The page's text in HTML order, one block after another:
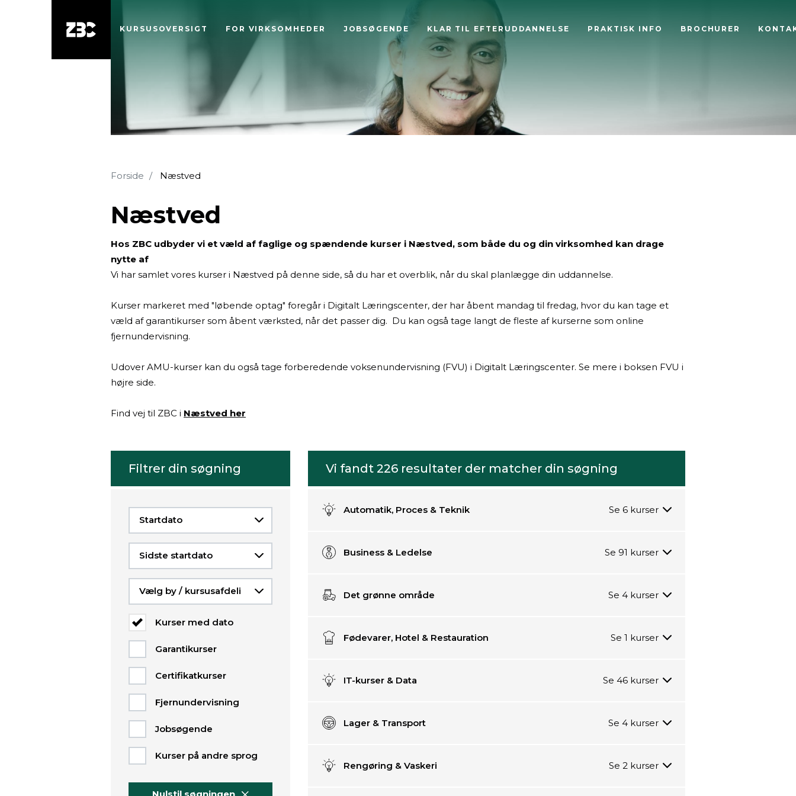
KURSUSOVERSIGT FOR VIRKSOMHEDER JOBSØGENDE KLAR TIL EFTERUDDANNELSE PRAKTISK INFO BROCHURER
Forside Næstved
Næstved
Hos ZBC udbyder vi et væld af faglige og spændende kurser i Næstved, som både du og din virksomhed kan drage
nytte af
Vi har samlet vores kurser i Næstved på denne side, så du har et overblik, når du skal planlægge din uddannelse.
Kurser markeret med "løbende optag" foregår i Digitalt Læringscenter, der har åbent mandag til fredag, hvor du kan tage et
væld af garantikurser som åbent værksted, når det passer dig. Du kan også tage langt de fleste af kurserne som online
fjernundervisning.
Udover AMU-kurser kan du også tage forberedende voksenundervisning (FVU) i Digitalt Læringscenter. Se mere i boksen FVU i
højre side.
Find vej til ZBC i Næstved her
Filtrer din søgning
flere
præcisere
og
filtrere
på
kurserne
i
kursuslisten
på
siden.
Når
værdier
vælges
dette
kursuslisten
Startdato
Sidste startdato
Vælg by / kursusafdeling Næstved - Handelsskolevej
Kurser med dato
Garantikurser
Certifikatkurser
Fjernundervisning
Jobsøgende
Kurser på andre sprog
Vi fandt226 resultater der matcher din søgning
Automatik, Proces & Teknik
Business & Ledelse
Det grønne område
Fødevarer, Hotel & Restauration
IT-kurser & Data
Lager & Transport
Rengøring & Vaskeri